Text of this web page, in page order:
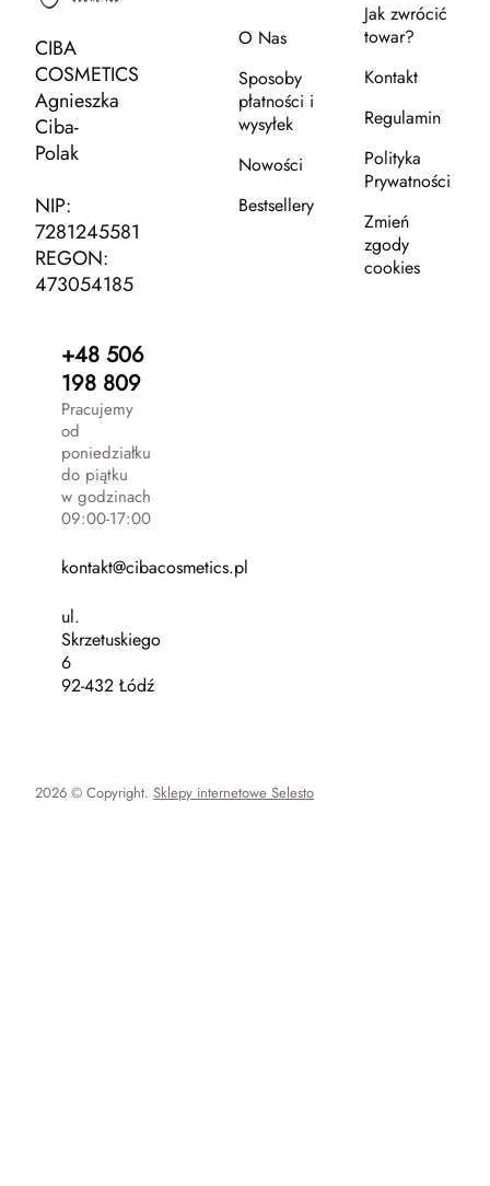
CIBA
COSMETICS
Agnieszka
Ciba-
Polak
NIP:
7281245581
REGON:
473054185
+48 506
198 809
Pracujemy
od
poniedziałku
do piątku
w godzinach
09:00-17:00
kontakt@cibacosmetics.pl
ul.
Skrzetuskiego
6
92-432 Łódź
O Nas
Sposoby
płatności i
wysyłek
Nowości
Bestsellery
Jak zwrócić
towar?
Kontakt
Regulamin
Polityka
Prywatności
Zmień
zgody
cookies
2026 © Copyright. Sklepy internetowe Selesto